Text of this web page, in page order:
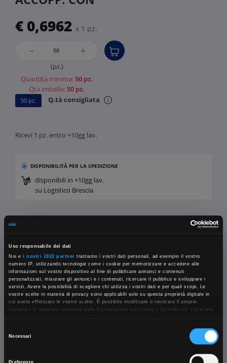
Uso responsabile dei dati
Noi ei nostri 1022 partner trattiamo i vostri dati personali, ad esempio il vostro
numero IP, utilizzando tecnologie come i cookie per memorizzare e accedere alle
informazioni sul vostro dispositivo al fine di pubblicare annunci e contenuti
personalizzati, misurare gli annunci e i contenuti, ricercare il pubblico e sviluppare i
servizi. Avete la possibilità di scegliere chi utilizza i vostri dati e per quali scopi. Le
vostre scelte in materia di privacy sono applicabili solo su questa proprietà digitale in
cui avete effettuato le vostre scelte. È possibile modificare o revocare il proprio
consenso in qualsiasi momento dalla Dichiarazione sui cookie o facendo clic sull'icona
raccogliere informazioni sulla tua posizione geografica, con un'approssimazione di
Identificare il tuo dispositivo, scansionandolo attivamente alla ricerca di
Necessari
×
€ 0,6962 x 1 pz.
- +
(pz.)
Quantità minima:50 pz.
Qta imballo:50 pz.
50 pz. Q.tà consigliata
Ricevi 1 pz. entro +10gg lav.
DISPONIBILITÀ PER LA SPEDIZIONE
disponibili in +10gg lav.
su Logistico Brescia
Ti affiancheremo passo dopo passo
Contattaci
Parla con il customer care dedicato
Condividi: